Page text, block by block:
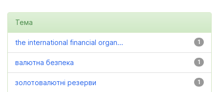
Тема
1
the international financial organ...
1
валютна безпека
1
золотовалютні резерви